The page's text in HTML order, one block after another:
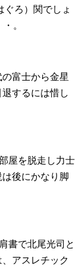
ぐろ）関でしょ
。
富士から金星
するには惜し
屋を脱走し力士
後にかなり脚
書で北尾光司と
アスレチック